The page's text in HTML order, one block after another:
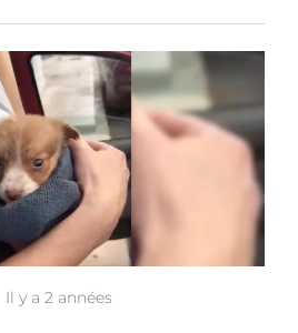
Il y a 2 années